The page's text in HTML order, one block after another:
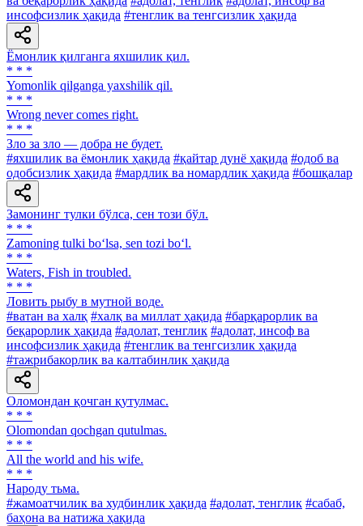
инсофсизлик ҳақида #тенглик ва тенгсизлик ҳақида
Ёмонлик қилганга яхшилик қил.
* * *
Yomonlik qilganga yaxshilik qil.
* * *
Wrong never comes right.
* * *
Зло за зло — добра не будет.
#яхшилик ва ёмонлик ҳақида #қайтар дунё ҳақида #одоб ва
одобсизлик ҳақида #мардлик ва номардлик ҳақида #бошқалар
Замонинг тулки бўлса, сен този бўл.
* * *
Zamoning tulki bo‘lsa, sen tozi bo‘l.
* * *
Waters, Fish in troubled.
* * *
Ловить рыбу в мутной воде.
#ватан ва халқ #халқ ва миллат ҳақида #барқарорлик ва
беқарорлик ҳақида #адолат, тенглик #адолат, инсоф ва
инсофсизлик ҳақида #тенглик ва тенгсизлик ҳақида
#тажрибакорлик ва калтабинлик ҳақида
Оломондан қочган қутулмас.
* * *
Olomondan qochgan qutulmas.
* * *
All the world and his wife.
* * *
Народу тьма.
#жамоатчилик ва худбинлик ҳақида #адолат, тенглик #сабаб,
баҳона ва натижа ҳақида